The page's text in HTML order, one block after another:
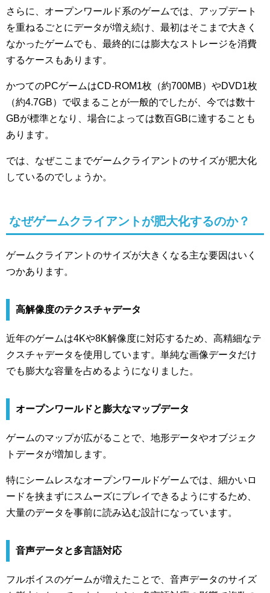
さらに、オープンワールド系のゲームでは、アップデート
を重ねるごとにデータが増え続け、最初はそこまで大きく
なかったゲームでも、最終的には膨大なストレージを消費
するケースもあります。
かつてのPCゲームはCD-ROM1枚（約700MB）やDVD1枚
（約4.7GB）で収まることが一般的でしたが、今では数十
GBが標準となり、場合によっては数百GBに達することも
あります。
では、なぜここまでゲームクライアントのサイズが肥大化
しているのでしょうか。
なぜゲームクライアントが肥大化するのか？
ゲームクライアントのサイズが大きくなる主な要因はいく
つかあります。
高解像度のテクスチャデータ
近年のゲームは4Kや8K解像度に対応するため、高精細なテ
クスチャデータを使用しています。単純な画像データだけ
でも膨大な容量を占めるようになりました。
オープンワールドと膨大なマップデータ
ゲームのマップが広がることで、地形データやオブジェク
トデータが増加します。
特にシームレスなオープンワールドゲームでは、細かいロ
ードを挟まずにスムーズにプレイできるようにするため、
大量のデータを事前に読み込む設計になっています。
音声データと多言語対応
フルボイスのゲームが増えたことで、音声データのサイズ